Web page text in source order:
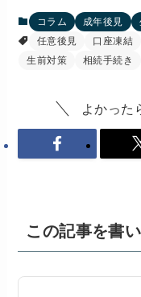
コラム 成年後見
任意後見
口座凍結
生前対策
相続手続き
よかった
この記事を書